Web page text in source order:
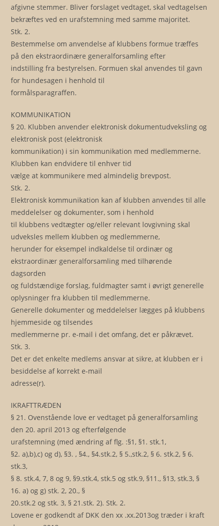
afgivne stemmer. Bliver forslaget vedtaget, skal vedtagelsen
bekræftes ved en urafstemning med samme majoritet.
Stk. 2.
Bestemmelse om anvendelse af klubbens formue træffes
på den ekstraordinære generalforsamling efter
indstilling fra bestyrelsen. Formuen skal anvendes til gavn
for hundesagen i henhold til
formålsparagraffen.
KOMMUNIKATION
§ 20. Klubben anvender elektronisk dokumentudveksling og
elektronisk post (elektronisk
kommunikation) i sin kommunikation med medlemmerne.
Klubben kan endvidere til enhver tid
vælge at kommunikere med almindelig brevpost.
Stk. 2.
Elektronisk kommunikation kan af klubben anvendes til alle
meddelelser og dokumenter, som i henhold
til klubbens vedtægter og/eller relevant lovgivning skal
udveksles mellem klubben og medlemmerne,
herunder for eksempel indkaldelse til ordinær og
ekstraordinær generalforsamling med tilhørende
dagsorden
og fuldstændige forslag, fuldmagter samt i øvrigt generelle
oplysninger fra klubben til medlemmerne.
Generelle dokumenter og meddelelser lægges på klubbens
hjemmeside og tilsendes
medlemmerne pr. e-mail i det omfang, det er påkrævet.
Stk. 3.
Det er det enkelte medlems ansvar at sikre, at klubben er i
besiddelse af korrekt e-mail
adresse(r).
IKRAFTTRÆDEN
§ 21. Ovenstående love er vedtaget på generalforsamling
den 20. april 2013 og efterfølgende
urafstemning (med ændring af flg. :§1, §1. stk.1,
§2. a),b),c) og d), §3. , §4., §4.stk.2, § 5.,stk.2, § 6. stk.2, § 6.
stk.3,
§ 8. stk.4, 7, 8 og 9, §9.stk.4, stk.5 og stk.9, §11., §13, stk.3, §
16. a) og g) stk. 2, 20., §
20.stk.2 og stk. 3, § 21.stk. 2). Stk. 2.
Lovene er godkendt af DKK den xx .xx.2013og træder i kraft